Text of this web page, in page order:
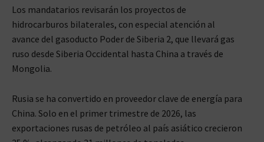
Los mandatarios revisarán los proyectos de
hidrocarburos bilaterales, con especial atención al
avance del gasoducto Poder de Siberia 2, que llevará gas
ruso desde Siberia Occidental hasta China a través de
Mongolia.
Rusia se ha convertido en proveedor clave de energía para
China. Solo en el primer trimestre de 2026, las
exportaciones rusas de petróleo al país asiático crecieron